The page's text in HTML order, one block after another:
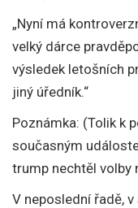
„Nyní má
velký dárce
výsledek letošních
jiný úředník.“
Poznámka: (Tolik k
současným
trump nechtěl volby
V neposlední řadě,